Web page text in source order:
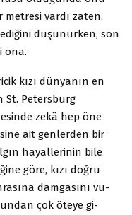
vardı zaten.
düşünürken, son
ona.
kızı dünya­nın en
St. Petersburg
zekâ hep öne
ait genlerden bir
hayallerinin bile
göre, kızı doğru
damgasını vu­
çok öteye gi­